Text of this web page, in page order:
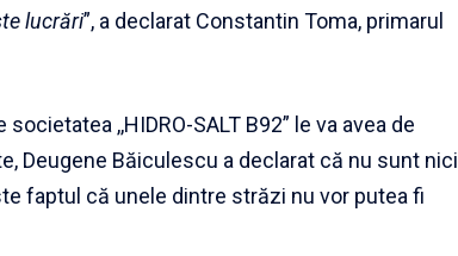
lucrări”, a declarat Constantin Toma, primarul
,,HIDRO-SALT B92” le va avea de
Deugene Băiculescu a declarat că nu sunt nici
faptul că unele dintre străzi nu vor putea fi